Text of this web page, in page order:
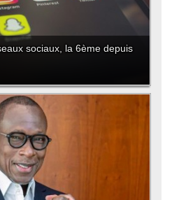
sociaux, la 6ème depuis